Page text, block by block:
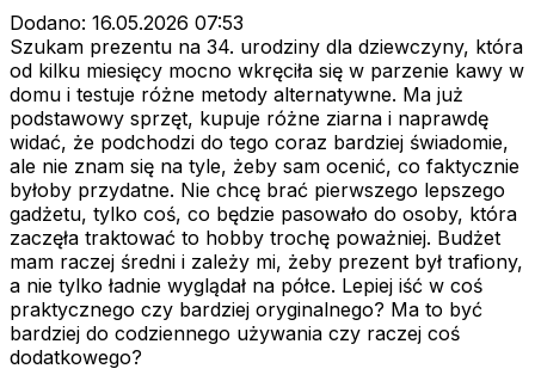
Dodano: 16.05.2026 07:53
Szukam prezentu na 34. urodziny dla dziewczyny, która
od kilku miesięcy mocno wkręciła się w parzenie kawy w
domu i testuje różne metody alternatywne. Ma już
podstawowy sprzęt, kupuje różne ziarna i naprawdę
widać, że podchodzi do tego coraz bardziej świadomie,
ale nie znam się na tyle, żeby sam ocenić, co faktycznie
byłoby przydatne. Nie chcę brać pierwszego lepszego
gadżetu, tylko coś, co będzie pasowało do osoby, która
zaczęła traktować to hobby trochę poważniej. Budżet
mam raczej średni i zależy mi, żeby prezent był trafiony,
a nie tylko ładnie wyglądał na półce. Lepiej iść w coś
praktycznego czy bardziej oryginalnego? Ma to być
bardziej do codziennego używania czy raczej coś
dodatkowego?